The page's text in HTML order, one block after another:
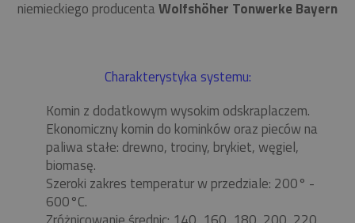
niemieckiego producentaWolfshöher Tonwerke Bayern
Charakterystyka systemu:
Komin z dodatkowym wysokim odskraplaczem.
Ekonomiczny komin do kominków oraz pieców na
paliwa stałe: drewno, trociny, brykiet, węgiel,
biomasę.
Szeroki zakres temperatur w przedziale: 200° -
600°C.